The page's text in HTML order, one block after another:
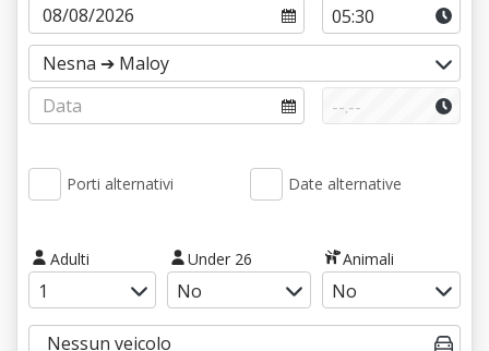
Porti alternativi Date alternative
Adulti Under 26 Animali